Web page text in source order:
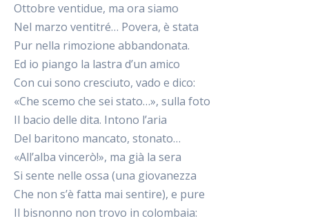
Ottobre ventidue, ma ora siamo
Nel marzo ventitré… Povera, è stata
Pur nella rimozione abbandonata.
Ed io piango la lastra d’un amico
Con cui sono cresciuto, vado e dico:
«Che scemo che sei stato…», sulla foto
Il bacio delle dita. Intono l’aria
Del baritono mancato, stonato…
«All’alba vincerò!», ma già la sera
Si sente nelle ossa (una giovanezza
Che non s’è fatta mai sentire), e pure
Il bisnonno non trovo in colombaia: